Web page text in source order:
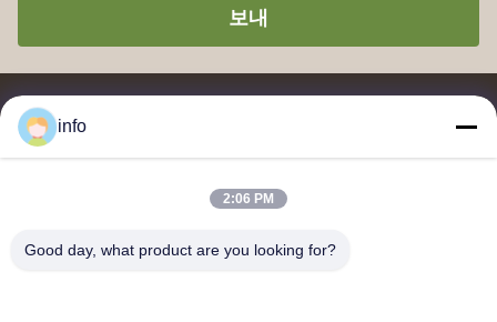
보내
분말, 멜라민 식기류, 멜라민 식기류, 멜라민 플레이트, 멜라민 주방
info
2:06 PM
Good day, what product are you looking for?